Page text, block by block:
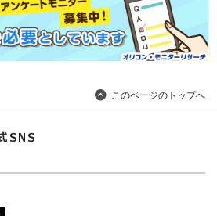
このページのトップへ